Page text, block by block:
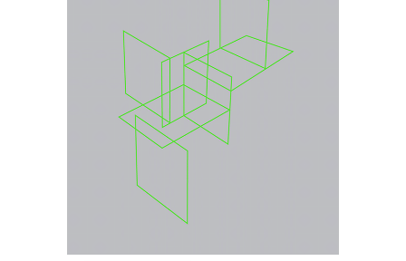
E-BOOK DO KOSZYKA
Wybór najważniejszych esejów i
wywiadów prasowych Jolanty Brach-
Czainy.
40.00zł 26.00
KSIĄŻKA DO KOSZYKA